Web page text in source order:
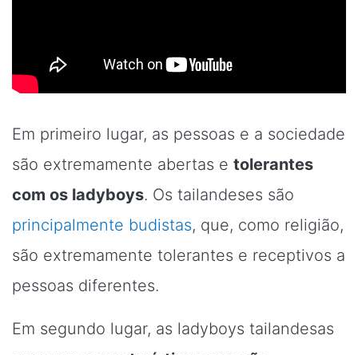
Em primeiro lugar, as pessoas e a sociedade
são extremamente abertas e tolerantes
com os ladyboys. Os tailandeses são
principalmente budistas, que, como religião,
são extremamente tolerantes e receptivos a
pessoas diferentes.
Em segundo lugar, as ladyboys tailandesas